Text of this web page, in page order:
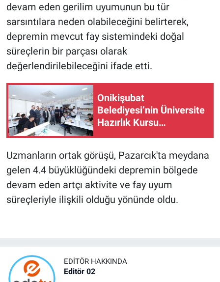
devam eden gerilim uyumunun bu tür
sarsıntılara neden olabileceğini belirterek,
depremin mevcut fay sistemindeki doğal
süreçlerin bir parçası olarak
değerlendirilebileceğini ifade etti.
Onikişubat
Belediyesi’nin Üniversite
Hazırlık Kursu
Uzmanların ortak görüşü, Pazarcık'ta meydana
gelen 4.4 büyüklüğündeki depremin bölgede
devam eden artçı aktivite ve fay uyum
süreçleriyle ilişkili olduğu yönünde oldu.
EDITÖR HAKKINDA
Editör 02